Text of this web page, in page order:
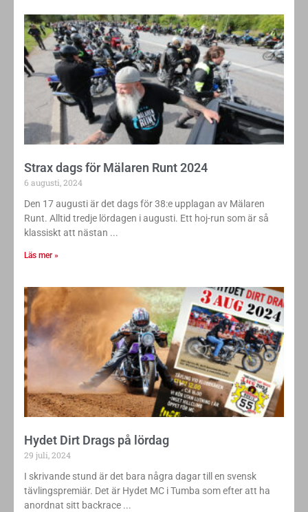
Strax dags för Mälaren Runt 2024
6 augusti, 2024
Den 17 augusti är det dags för 38:e upplagan av Mälaren
Runt. Alltid tredje lördagen i augusti. Ett hoj-run som är så
klassiskt att nästan
Läs mer »
Hydet Dirt Drags på lördag
29 juli, 2024
I skrivande stund är det bara några dagar till en svensk
tävlingspremiär. Det är Hydet MC i Tumba som efter att ha
anordnat sitt backrace